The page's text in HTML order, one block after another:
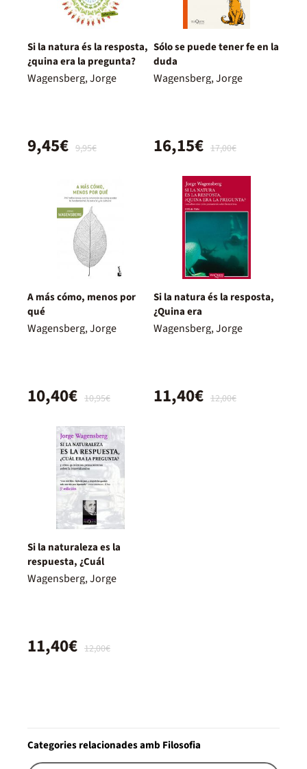
Si la natura és la resposta,
¿quina era la pregunta?
Wagensberg, Jorge
9,95€
9,45€
Sólo se puede tener fe en la
duda
Wagensberg, Jorge
17,00€
16,15€
A más cómo, menos por
qué
Wagensberg, Jorge
10,95€
10,40€
Si la natura és la resposta,
¿Quina era
Wagensberg, Jorge
12,00€
11,40€
Si la naturaleza es la
respuesta, ¿Cuál
Wagensberg, Jorge
12,00€
11,40€
Categories relacionades amb Filosofia